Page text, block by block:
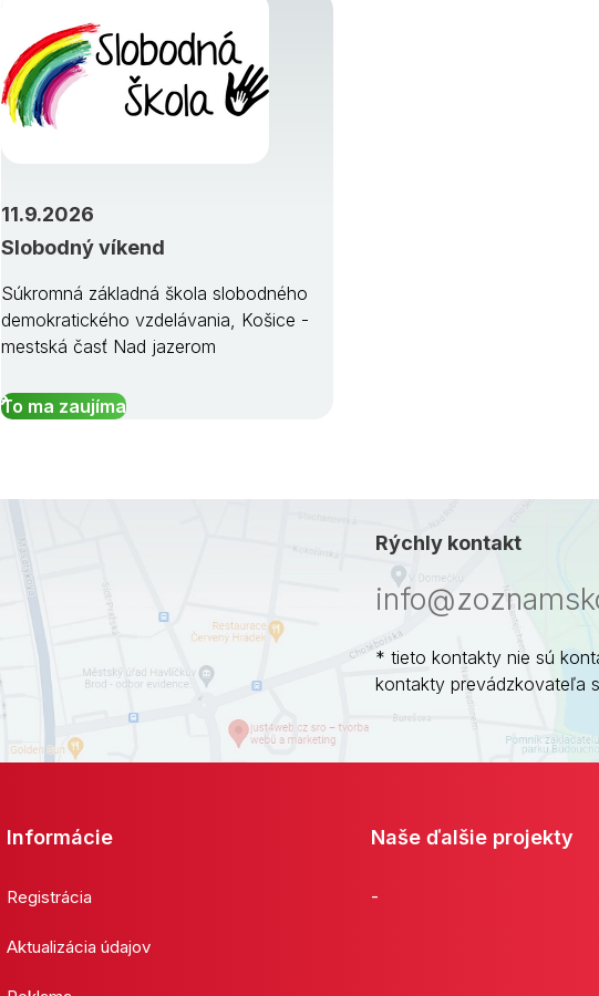
Slobodný víkend
11.9.2026
Súkromná základná škola slobodného
demokratického vzdelávania, Košice -
mestská časť Nad jazerom
To ma zaujíma
Rýchly kontakt
* tieto kontakty nie sú
kontakty prevádzkovateľa
Informácie
Registrácia
Aktualizácia údajov
Naše ďalšie projekty
-